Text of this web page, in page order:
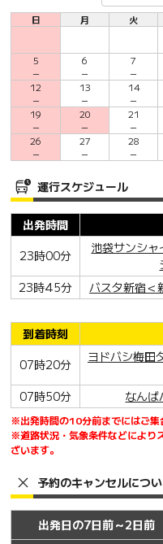
日 月 火
5
－
6
－
7
－
12
－
13
－
14
－
19
－
20
－
21
－
26
－
27
－
28
－
運行スケジュール
出発時間
23時00分
池袋サンシ
23時45分
バスタ新宿＜
到着時刻
07時20分
ヨドバシ梅田
07時50分
なん
※出発時間の10分前までにはご集
※道路状況・気象条件などにより
ざいます。
予約のキャンセルにつ
出発日の7日前～2日前